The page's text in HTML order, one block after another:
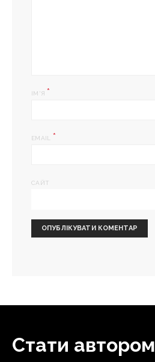
ІМ'Я *
EMAIL *
САЙТ
Стати автором